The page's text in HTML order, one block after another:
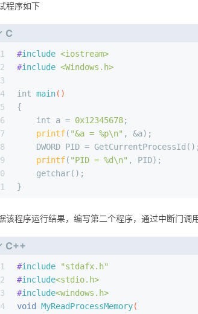
程序如下
C
1
2
3
4
5
6
7
8
9
#include <iostream>
#include <Windows.h>
int main()
{
int a = 0x12345678;
printf( "&a = %p\n" , &a);
    DWORD PID = GetCurrentProcessId();
printf( "PID = %d\n" , PID);
    getchar();
}
该程序运行结果，编写第二个程序，通过中断门调
C++
1
2
3
4
#include
"stdafx.h"
#include<stdio.h>
#include<windows.h>
void
MyReadProcessMemory(